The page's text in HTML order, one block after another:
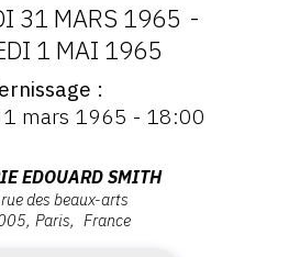
DATES
:
31
31 MARS 1965 -
1 MAI 1965
mars 1965 - 18:00
EDOUARD SMITH
des beaux-arts
Paris France